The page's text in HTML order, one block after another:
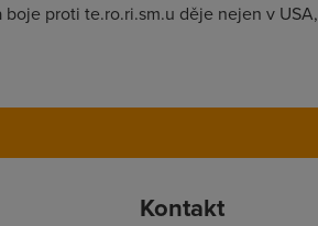
proti te.ro.ri.sm.u děje nejen v USA,
Kontakt